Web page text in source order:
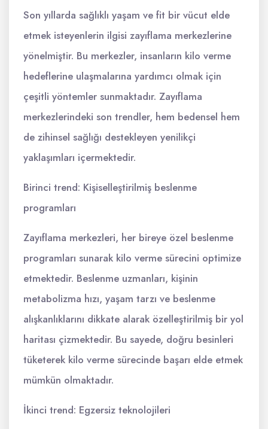
Son yıllarda sağlıklı yaşam ve fit bir vücut elde
etmek isteyenlerin ilgisi zayıflama merkezlerine
yönelmiştir. Bu merkezler, insanların kilo verme
hedeflerine ulaşmalarına yardımcı olmak için
çeşitli yöntemler sunmaktadır. Zayıflama
merkezlerindeki son trendler, hem bedensel hem
de zihinsel sağlığı destekleyen yenilikçi
yaklaşımları içermektedir.
Birinci trend: Kişiselleştirilmiş beslenme
programları
Zayıflama merkezleri, her bireye özel beslenme
programları sunarak kilo verme sürecini optimize
etmektedir. Beslenme uzmanları, kişinin
metabolizma hızı, yaşam tarzı ve beslenme
alışkanlıklarını dikkate alarak özelleştirilmiş bir yol
haritası çizmektedir. Bu sayede, doğru besinleri
tüketerek kilo verme sürecinde başarı elde etmek
mümkün olmaktadır.
İkinci trend: Egzersiz teknolojileri